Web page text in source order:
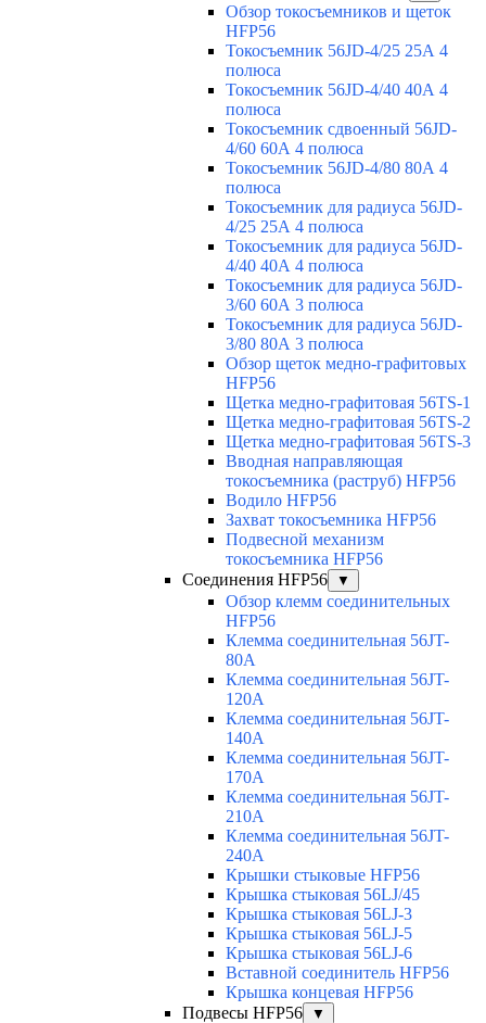
Обзор токосъемников и щеток
HFP56
Токосъемник 56JD-4/25 25А 4
полюса
Токосъемник 56JD-4/40 40А 4
полюса
Токосъемник сдвоенный 56JD-
4/60 60А 4 полюса
Токосъемник 56JD-4/80 80А 4
полюса
Токосъемник для радиуса 56JD-
4/25 25А 4 полюса
Токосъемник для радиуса 56JD-
4/40 40А 4 полюса
Токосъемник для радиуса 56JD-
3/60 60А 3 полюса
Токосъемник для радиуса 56JD-
3/80 80А 3 полюса
Обзор щеток медно-графитовых
HFP56
Щетка медно-графитовая 56TS-1
Щетка медно-графитовая 56TS-2
Щетка медно-графитовая 56TS-3
Вводная направляющая
токосъемника (раструб) HFP56
Водило HFP56
Захват токосъемника HFP56
Подвесной механизм
токосъемника HFP56
Соединения HFP56
▼
Обзор клемм соединительных
HFP56
Клемма соединительная 56JT-
80A
Клемма соединительная 56JT-
120A
Клемма соединительная 56JT-
140A
Клемма соединительная 56JT-
170A
Клемма соединительная 56JT-
210A
Клемма соединительная 56JT-
240A
Крышки стыковые HFP56
Крышка стыковая 56LJ/45
Крышка стыковая 56LJ-3
Крышка стыковая 56LJ-5
Крышка стыковая 56LJ-6
Вставной соединитель HFP56
Крышка концевая HFP56
Подвесы HFP56
▼